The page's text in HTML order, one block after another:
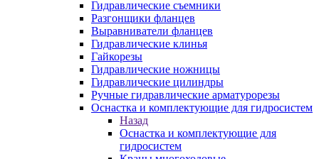
Гидравлические съемники
Разгонщики фланцев
Выравниватели фланцев
Гидравлические клинья
Гайкорезы
Гидравлические ножницы
Гидравлические цилиндры
Ручные гидравлические арматурорезы
Оснастка и комплектующие для гидросистем
Назад
Оснастка и комплектующие для
гидросистем